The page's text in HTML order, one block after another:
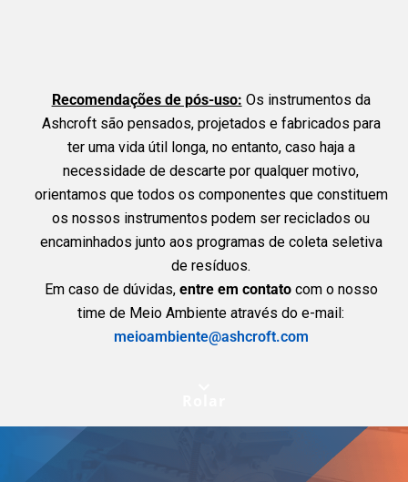
Recomendações de pós-uso: Os instrumentos da
Ashcroft são pensados, projetados e fabricados para
ter uma vida útil longa, no entanto, caso haja a
necessidade de descarte por qualquer motivo,
orientamos que todos os componentes que constituem
os nossos instrumentos podem ser reciclados ou
encaminhados junto aos programas de coleta seletiva
de resíduos.
Em caso de dúvidas, entre em contatocom o nosso
time de Meio Ambiente através do e-mail:
meioambiente@ashcroft.com